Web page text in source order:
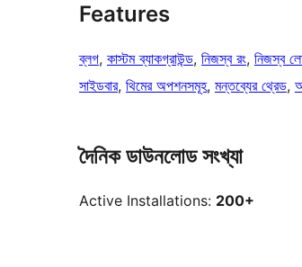
Features
ব্লগ, কাস্টম ব্যাকগ্রাউন্ড, নিজস্ব রং, নিজস্ব
সাইডবার, থিমের অপশনসমূহ, মন্তব্যের থ্রেড,
দৈনিক ডাউনলোড সংখ্যা
Active Installations: 200+